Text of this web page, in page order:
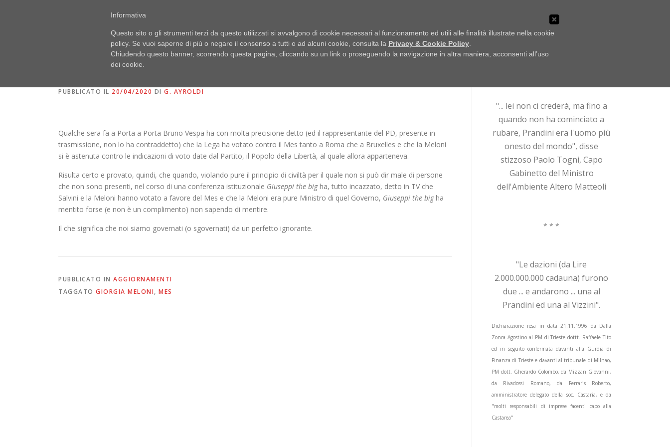
PUBBLICI IMBROGLIONI UFFICIO STAMPA
E IO CONTINUO A DIRE CHE DI GIUSEPPI NON MI FIDO
PUBBLICATO IL 20/04/2020 DI G. AYROLDI
Qualche sera fa a Porta a Porta Bruno Vespa ha con molta precisione detto (ed il rappresentante del PD, presente in
trasmissione, non lo ha contraddetto) che la Lega ha votato contro il Mes tanto a Roma che a Bruxelles e che la Meloni
si è astenuta contro le indicazioni di voto date dal Partito, il Popolo della Libertà, al quale allora apparteneva.
Risulta certo e provato, quindi, che quando, violando pure il principio di civiltà per il quale non si può dir male di persone
che non sono presenti, nel corso di una conferenza istituzionale Giuseppi the bigha, tutto incazzato, detto in TV che
Salvini e la Meloni hanno votato a favore del Mes e che la Meloni era pure Ministro di quel Governo, Giuseppi the bigha
mentito forse (e non è un complimento) non sapendo di mentire.
Il che significa che noi siamo governati (o sgovernati) da un perfetto ignorante.
PUBBLICATO IN AGGIORNAMENTI
TAGGATO GIORGIA MELONI, MES
"... lei non ci crederà, ma fino a
quando non ha cominciato a
rubare, Prandini era l'uomo più
onesto del mondo", disse
stizzoso Paolo Togni, Capo
Gabinetto del Ministro
dell'Ambiente Altero Matteoli
* * *
"Le dazioni (da Lire
2.000.000.000 cadauna) furono
due ... e andarono ... una al
Prandini ed una al Vizzini".
Dichiarazione resa in data 21.11.1996 da Dalla
Zonca Agostino al PM di Trieste dottt. Raffaele Tito
ed in seguito confermata davanti alla Gurdia di
Finanza di Trieste e davanti al tribunale di Milnao,
PM dott. Gherardo Colombo, da Mizzan Giovanni,
da Rivadossi Romano, da Ferraris Roberto,
amministratore delegato della soc. Castaria, e da
"molti responsabili di imprese facenti capo alla
Castarea"
Informativa
Questo sito o gli strumenti terzi da questo utilizzati si avvalgono di cookie necessari al funzionamento ed utili alle finalità illustrate nella cookie
policy. Se vuoi saperne di più o negare il consenso a tutti o ad alcuni cookie, consulta la Privacy & Cookie Policy
Chiudendo questo banner, scorrendo questa pagina, cliccando su un link o proseguendo la navigazione in altra maniera, acconsenti all’uso
dei cookie.